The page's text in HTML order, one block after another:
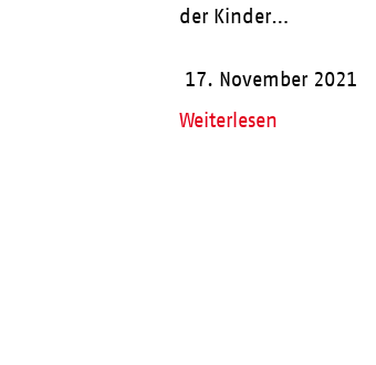
der Kinder…
17. November 2021
Weiterlesen